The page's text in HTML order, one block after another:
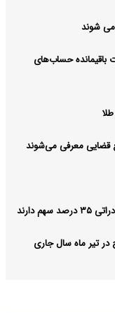
شوند
باقیمانده حساب‌های
قضایی معرفی می‌شوند
دارند
ازدواج در تیر ماه سال جاری